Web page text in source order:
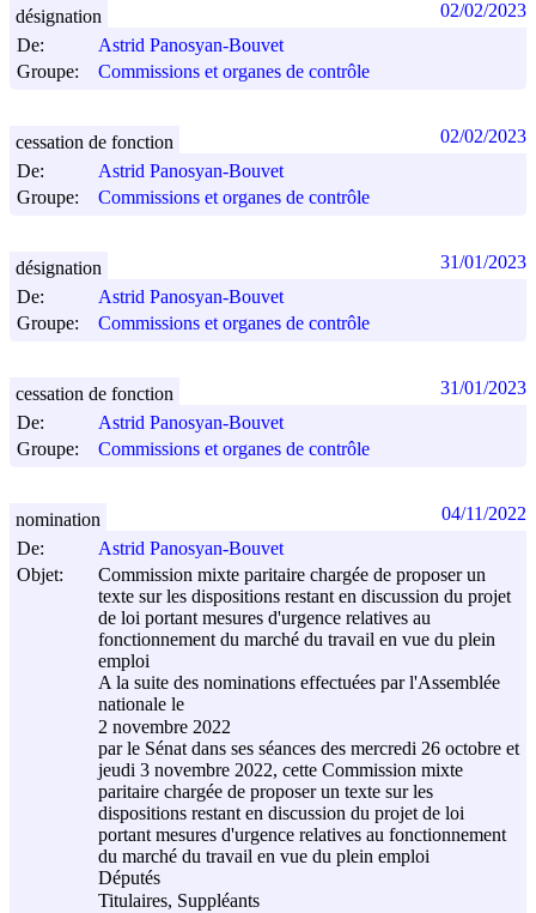
De:
Astrid Panosyan-Bouvet
Groupe:
Commissions et organes de contrôle
désignation 02/02/2023
De:
Astrid Panosyan-Bouvet
Groupe:
Commissions et organes de contrôle
cessation de fonction 02/02/2023
De:
Astrid Panosyan-Bouvet
Groupe:
Commissions et organes de contrôle
désignation 31/01/2023
De:
Astrid Panosyan-Bouvet
Groupe:
Commissions et organes de contrôle
cessation de fonction 31/01/2023
De:
Astrid Panosyan-Bouvet
Objet:
Commission mixte paritaire chargée de proposer un
texte sur les dispositions restant en discussion du projet
de loi portant mesures d'urgence relatives au
fonctionnement du marché du travail en vue du plein
emploi
A la suite des nominations effectuées par l'Assemblée
nationale le
2 novembre 2022
par le Sénat dans ses séances des mercredi 26 octobre et
jeudi 3 novembre 2022, cette Commission mixte
paritaire chargée de proposer un texte sur les
dispositions restant en discussion du projet de loi
portant mesures d'urgence relatives au fonctionnement
du marché du travail en vue du plein emploi
Députés
Titulaires, Suppléants
nomination 04/11/2022